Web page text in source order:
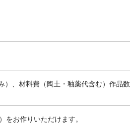
）、材料費（陶土・釉薬代含む）作品数
お作りいただけます。